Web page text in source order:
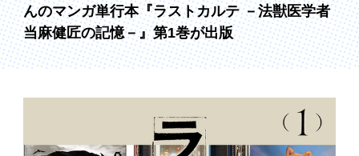
んのマンガ単行本『ラストカルテ －法獣医学者
当麻健匠の記憶－』第1巻が出版